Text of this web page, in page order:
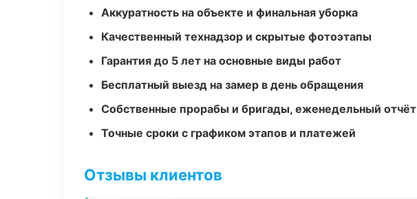
Аккуратность на объекте и финальная уборка
Качественный технадзор и скрытые фотоэтапы
Гарантия до 5 лет на основные виды работ
Бесплатный выезд на замер в день обращения
Собственные прорабы и бригады, еженедельный отчёт
Точные сроки с графиком этапов и платежей
Отзывы клиентов